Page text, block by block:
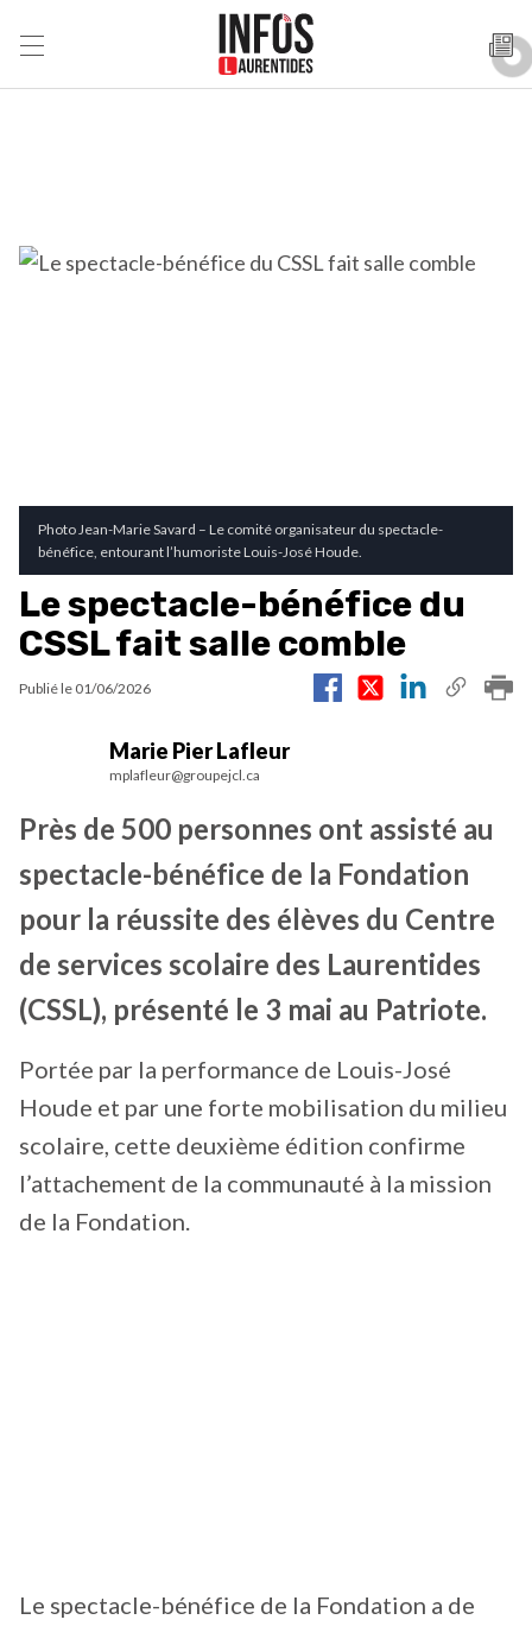
Photo Jean-Marie Savard – Le comité organisateur du spectacle-
bénéfice, entourant l’humoriste Louis-José Houde.
Le spectacle-bénéfice du
CSSL fait salle comble
Publié le 01/06/2026
Marie Pier Lafleur
mplafleur@groupejcl.ca
Près de 500 personnes ont assisté au
spectacle-bénéfice de la Fondation
pour la réussite des élèves du Centre
de services scolaire des Laurentides
(CSSL), présenté le 3 mai au Patriote.
Portée par la performance de Louis-José
Houde et par une forte mobilisation du milieu
scolaire, cette deuxième édition confirme
l’attachement de la communauté à la mission
de la Fondation.
Le spectacle-bénéfice de la Fondation a de